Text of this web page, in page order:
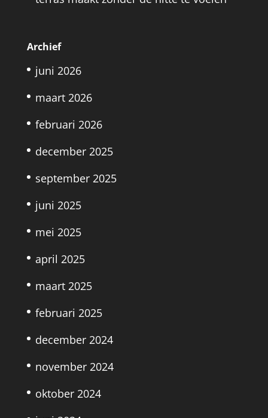
Archief
juni 2026
maart 2026
februari 2026
december 2025
september 2025
juni 2025
mei 2025
april 2025
maart 2025
februari 2025
december 2024
november 2024
oktober 2024